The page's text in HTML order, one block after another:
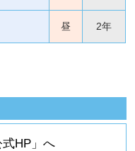
昼 2年
HP」へ